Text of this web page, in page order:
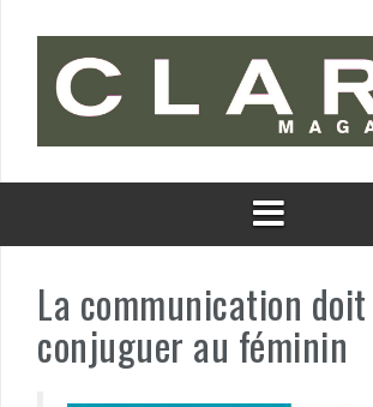
La communication
conjuguer au féminin